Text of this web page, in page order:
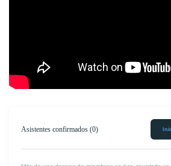
Encuéntranos
Asistentes confirmados (0)